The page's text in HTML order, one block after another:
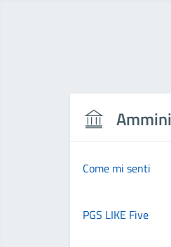
Come mi senti
PGS LIKE Five